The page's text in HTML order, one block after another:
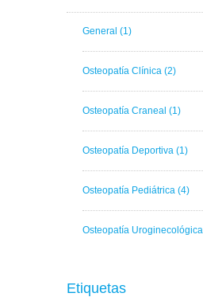
General (1)
Osteopatía Clínica (2)
Osteopatía Craneal (1)
Osteopatía Deportiva (1)
Osteopatía Pediátrica (4)
Osteopatía Uroginecológica
Etiquetas